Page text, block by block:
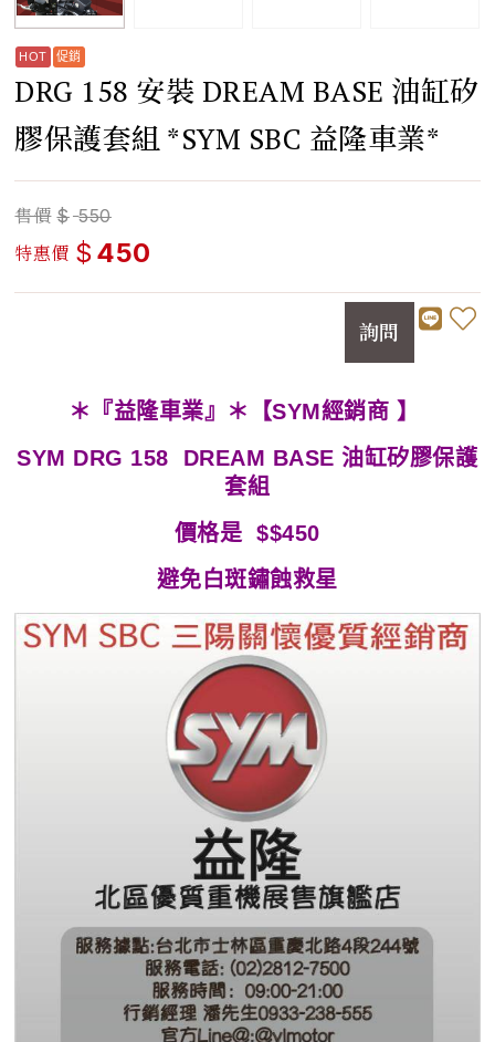
DRG 158 安裝 DREAM BASE 油缸矽
膠保護套組 *SYM SBC 益隆車業*
售價 $ 550
特惠價 $ 450
詢問
＊『益隆車業』＊【SYM經銷商 】
SYM DRG 158 DREAM BASE 油缸矽膠保護
套組
價格是 $$450
避免白斑鏽蝕救星